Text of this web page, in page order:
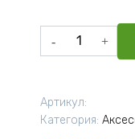
Количество
товара
Артикул:
Категория: